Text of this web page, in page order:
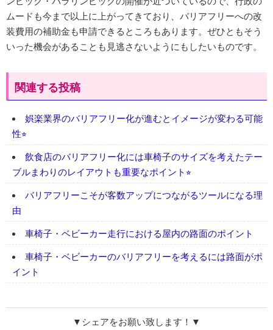
ムードも今まで以上に上がってきており、バリアフリーへの改
装費用の補助金も申請できるところもあります。ぜひともそう
いった機会があることも見逃さないようにもしたいものです。
関連する投稿
娯楽業界のバリアフリー化が進むとイメージが変わる可能
性⭐︎
飲食店のバリアフリー化には車椅子のサイズを考えたテー
ブルまわりのレイアウトも重要なポイント⭐︎
バリアフリーこそが客数アップにつながるツールになる理
由
車椅子・ベビーカー走行における屋内の路面のポイント
車椅子・ベビーカーのバリアフリーを考えるには路面がポ
イント
▼シェアをお願い致します！▼